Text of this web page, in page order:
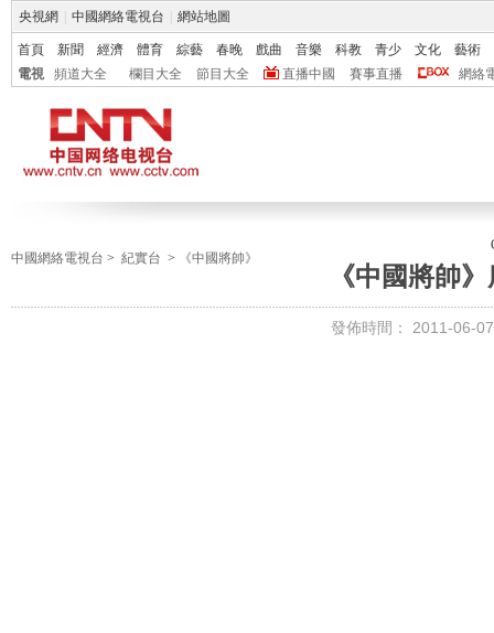
央視網 中國網絡電視台 網站地圖
首頁 新聞 經濟 體育 綜藝 春晚 戲曲 音樂 科教 青少 文化
藝術
電視
頻道大全 欄目大全 節目大全 直播中國 賽事直播 網絡
中國網絡電視台 > 紀實台 > 《中國將帥》
《中國將帥
發佈時間： 2011-06-